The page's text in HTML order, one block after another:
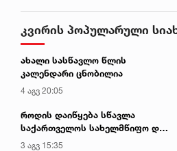
კვირის პოპულარული
ახალი სასწავლო წლის
კალენდარი ცნობილია
4 აგვ 20:05
როდის დაიწყება სწავლა
საქართველოს სახელმწიფო და
კერძო უნივერსიტეტებში
3 აგვ 15:35